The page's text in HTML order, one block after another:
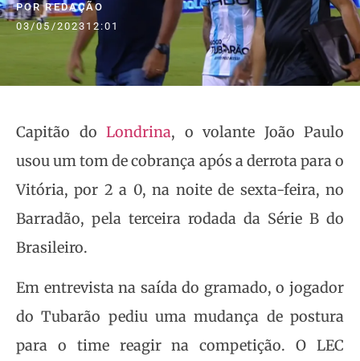
PORREDAÇÃO
03/05/2023 12:01
Capitão do Londrina, o volante João Paulo
usou um tom de cobrança após a derrota para o
Vitória, por 2 a 0, na noite de sexta-feira, no
Barradão, pela terceira rodada da Série B do
Brasileiro.
Em entrevista na saída do gramado, o jogador
do Tubarão pediu uma mudança de postura
para o time reagir na competição. O LEC